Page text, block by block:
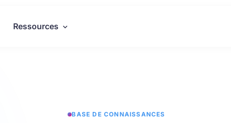
Ressources
BASE DE CONNAISSANCES